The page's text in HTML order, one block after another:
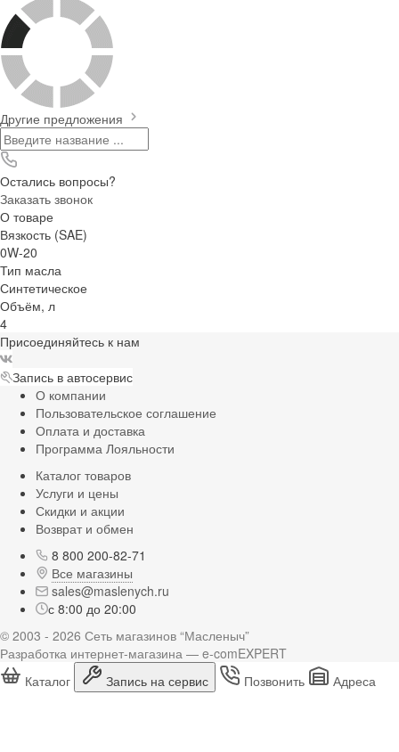
Другие предложения
Остались вопросы?
Заказать звонок
О товаре
Вязкость (SAE)
0W-20
Тип масла
Синтетическое
Объём, л
4
Присоединяйтесь к нам
Запись в автосервис
О компании
Пользовательское соглашение
Оплата и доставка
Программа Лояльности
Каталог товаров
Услуги и цены
Скидки и акции
Возврат и обмен
8 800 200-82-71
Все магазины
sales@maslenych.ru
с 8:00 до 20:00
© 2003 - 2026 Сеть магазинов “Масленыч”
Разработка интернет-магазина — e-comEXPERT
Каталог
Запись на сервис Позвонить Адреса